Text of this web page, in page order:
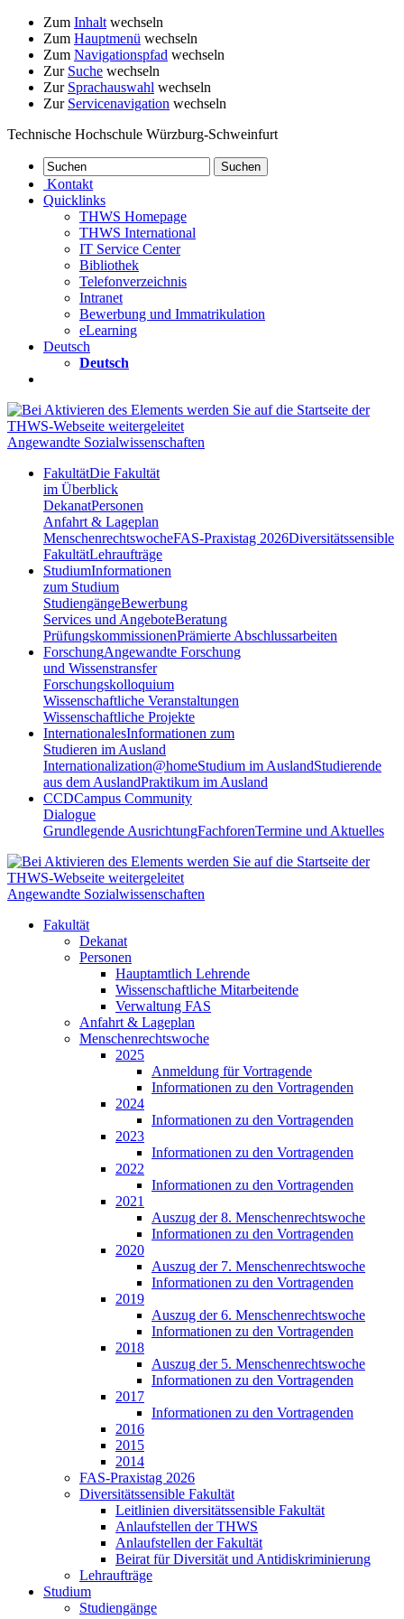
Zum Inhalt wechseln
Zum Hauptmenü wechseln
Zum Navigationspfad wechseln
Zur Suche wechseln
Zur Sprachauswahl wechseln
Zur Servicenavigation wechseln
Technische Hochschule Würzburg-Schweinfurt
Kontakt
Quicklinks
THWS Homepage
THWS International
IT Service Center
Bibliothek
Telefonverzeichnis
Intranet
Bewerbung und Immatrikulation
eLearning
Deutsch
Deutsch
Angewandte Sozialwissenschaften
FakultätDie Fakultät
im Überblick
DekanatPersonen
Anfahrt & Lageplan
MenschenrechtswocheFAS-Praxistag 2026Diversitätssensible
FakultätLehraufträge
StudiumInformationen
zum Studium
StudiengängeBewerbung
Services und AngeboteBeratung
PrüfungskommissionenPrämierte Abschlussarbeiten
ForschungAngewandte Forschung
und Wissenstransfer
Forschungskolloquium
Wissenschaftliche Veranstaltungen
Wissenschaftliche Projekte
InternationalesInformationen zum
Studieren im Ausland
Internationalization@homeStudium im AuslandStudierende
aus dem AuslandPraktikum im Ausland
CCDCampus Community
Dialogue
Grundlegende AusrichtungFachforenTermine und Aktuelles
Angewandte Sozialwissenschaften
Fakultät
Dekanat
Personen
Hauptamtlich Lehrende
Wissenschaftliche Mitarbeitende
Verwaltung FAS
Anfahrt & Lageplan
Menschenrechtswoche
2025
Anmeldung für Vortragende
Informationen zu den Vortragenden
2024
Informationen zu den Vortragenden
2023
Informationen zu den Vortragenden
2022
Informationen zu den Vortragenden
2021
Auszug der 8. Menschenrechtswoche
Informationen zu den Vortragenden
2020
Auszug der 7. Menschenrechtswoche
Informationen zu den Vortragenden
2019
Auszug der 6. Menschenrechtswoche
Informationen zu den Vortragenden
2018
Auszug der 5. Menschenrechtswoche
Informationen zu den Vortragenden
2017
Informationen zu den Vortragenden
2016
2015
2014
FAS-Praxistag 2026
Diversitätssensible Fakultät
Leitlinien diversitätssensible Fakultät
Anlaufstellen der THWS
Anlaufstellen der Fakultät
Beirat für Diversität und Antidiskriminierung
Lehraufträge
Studium
Studiengänge